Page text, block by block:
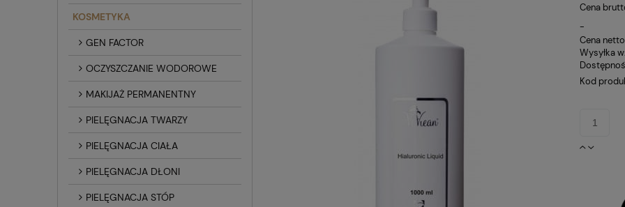
KOSMETYKA
GEN FACTOR
OCZYSZCZANIE WODOROWE
MAKIJAŻ PERMANENTNY
PIELĘGNACJA TWARZY
PIELĘGNACJA CIAŁA
PIELĘGNACJA DŁONI
PIELĘGNACJA STÓP
Cena
-
Cena
Wysyłka w:
Kod